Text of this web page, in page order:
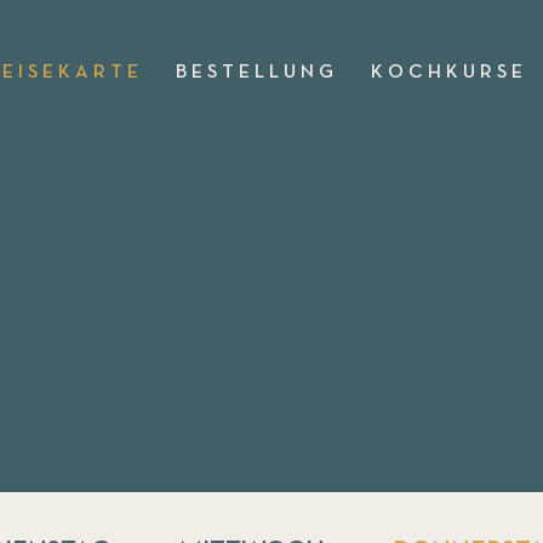
E I S E K A R T E B E S T E L L U N G K O C H K U R S E